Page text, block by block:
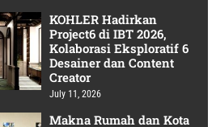
KOHLER Hadirkan
Project6 di IBT 2026,
Kolaborasi Eksploratif 6
Desainer dan Content
Creator
July 11, 2026
Makna Rumah dan Kota